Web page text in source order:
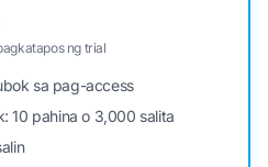
ng trial
sa pag-access
10 pahina o 3,000 salita